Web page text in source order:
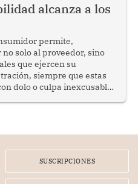
alcanza a los
permite,
solo al proveedor, sino
que ejercen su
siempre que estas
dolo o culpa inexcusable
un meet and greet con
SUSCRIPCIONES